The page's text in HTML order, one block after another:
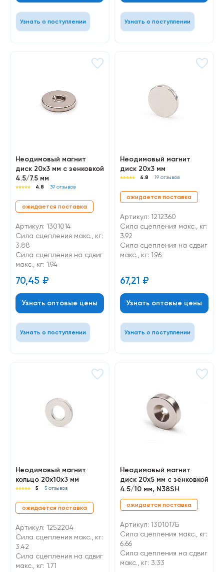
Узнать о поступлении Узнать о поступлении
Неодимовый магнит
диск 20х3 мм с зенковкой
4.5/7.5 мм
4.8 39 отзывов
ожидается поставка
Артикул: 1301014
Сила сцепления макс., кг:
3.88
Cила сцепления на сдвиг
макс., кг: 1.94
70,45 ₽
Узнать оптовые цены
Узнать о поступлении
Неодимовый магнит
диск 20х3 мм
4.8 19 отзывов
ожидается поставка
Артикул: 1212360
Сила сцепления макс., кг:
3.92
Cила сцепления на сдвиг
макс., кг: 1.96
67,21 ₽
Узнать оптовые цены
Узнать о поступлении
Неодимовый магнит
кольцо 20х10х3 мм
5 5 отзывов
ожидается поставка
Артикул: 1252204
Сила сцепления макс., кг:
3.42
Cила сцепления на сдвиг
макс., кг: 1.71
Неодимовый магнит
диск 20х5 мм с зенковкой
4.5/10 мм, N38SH
ожидается поставка
Артикул: 1301017Б
Сила сцепления макс., кг:
6.66
Cила сцепления на сдвиг
макс., кг: 3.33